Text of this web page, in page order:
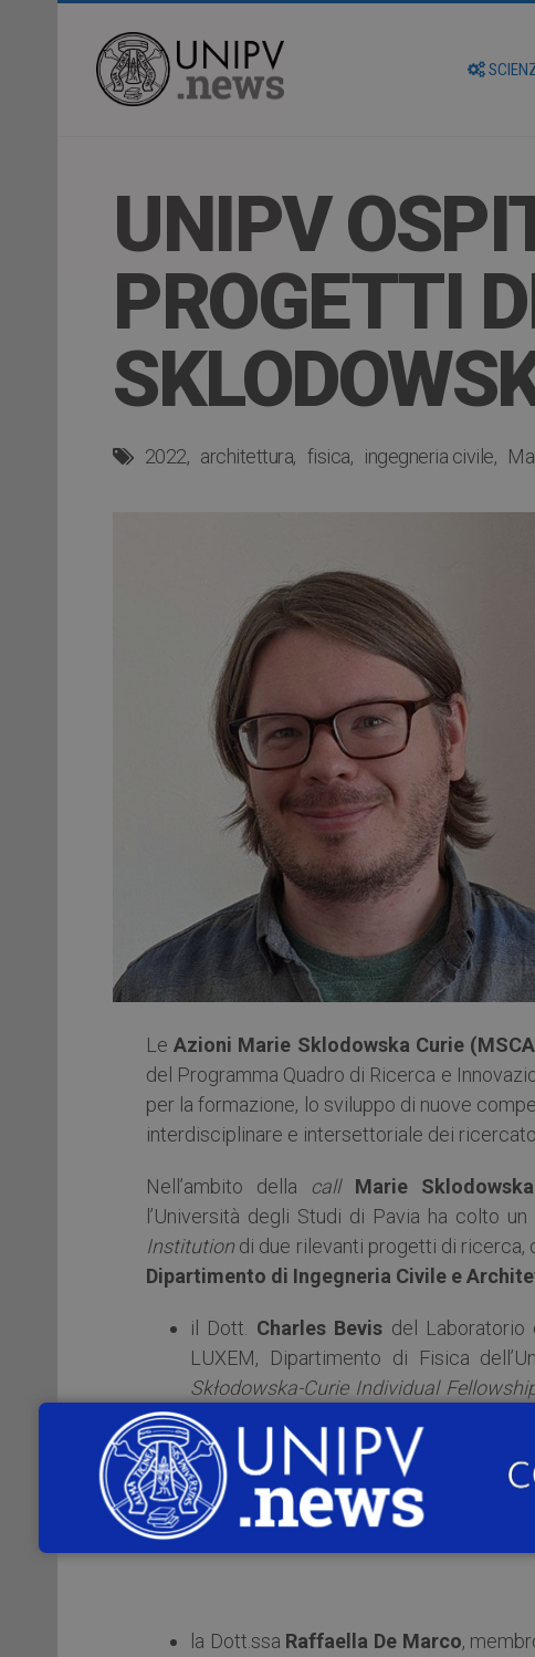
UNIPV
PROGETTI
2022 architettura fisica ingegneria civile
LeAzioni Marie Sklodowska Curie
del Programma Quadro di Ricerca e
per la formazione, lo sviluppo di nuove
interdisciplinare e intersettoriale dei
Nell’ambito della call Marie
l’Università degli Studi di Pavia ha colto
Institution di due rilevanti progetti di
Dipartimento di Ingegneria Civile e
il Dott. Charles Bevis del
LUXEM, Dipartimento di Fisica
Skłodowska-Curie Individual
Imaging with Phase Retrieval”
DECIPHER
mira combinare metodi di
ultraveloci di elettroni ad alta energia
(Prof.ssa Giulia Fulvia Mancini
accademici (Prof. Fabrizio Carbone,
la Dott.ssa Raffaella De Marco,